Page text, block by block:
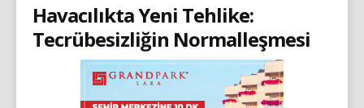
Havacılıkta Yeni Tehlike:
Tecrübesizliğin Normalleşmesi